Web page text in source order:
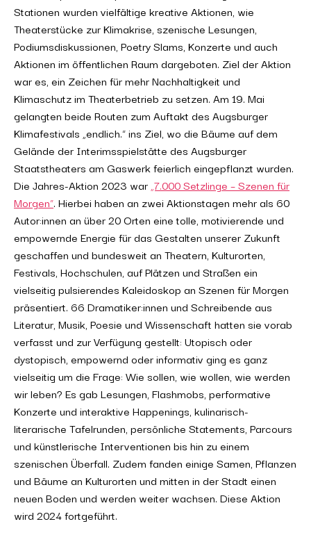
Stationen wurden vielfältige kreative Aktionen, wie
Theaterstücke zur Klimakrise, szenische Lesungen,
Podiumsdiskussionen, Poetry Slams, Konzerte und auch
Aktionen im öffentlichen Raum dargeboten. Ziel der Aktion
war es, ein Zeichen für mehr Nachhaltigkeit und
Klimaschutz im Theaterbetrieb zu setzen. Am 19. Mai
gelangten beide Routen zum Auftakt des Augsburger
Klimafestivals „endlich.“ ins Ziel, wo die Bäume auf dem
Gelände der Interimsspielstätte des Augsburger
Staatstheaters am Gaswerk feierlich eingepflanzt wurden.
Die Jahres-Aktion 2023 war „7.000 Setzlinge – Szenen für
Morgen“. Hierbei haben an zwei Aktionstagen mehr als 60
Autor:innen an über 20 Orten eine tolle, motivierende und
empowernde Energie für das Gestalten unserer Zukunft
geschaffen und bundesweit an Theatern, Kulturorten,
Festivals, Hochschulen, auf Plätzen und Straßen ein
vielseitig pulsierendes Kaleidoskop an Szenen für Morgen
präsentiert. 66 Dramatiker:innen und Schreibende aus
Literatur, Musik, Poesie und Wissenschaft hatten sie vorab
verfasst und zur Verfügung gestellt: Utopisch oder
dystopisch, empowernd oder informativ ging es ganz
vielseitig um die Frage: Wie sollen, wie wollen, wie werden
wir leben? Es gab Lesungen, Flashmobs, performative
Konzerte und interaktive Happenings, kulinarisch-
literarische Tafelrunden, persönliche Statements, Parcours
und künstlerische Interventionen bis hin zu einem
szenischen Überfall. Zudem fanden einige Samen, Pflanzen
und Bäume an Kulturorten und mitten in der Stadt einen
neuen Boden und werden weiter wachsen. Diese Aktion
wird 2024 fortgeführt.